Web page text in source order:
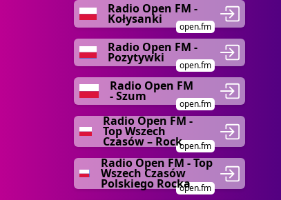
Radio Open FM -
Kołysanki
open.fm
Radio Open FM -
Pozytywki
open.fm
Radio Open FM
- Szum
open.fm
Radio Open FM -
Top Wszech
Czasów – Rockopen.fm
Radio Open FM - Top
Wszech Czasów
Polskiego Rockaopen.fm